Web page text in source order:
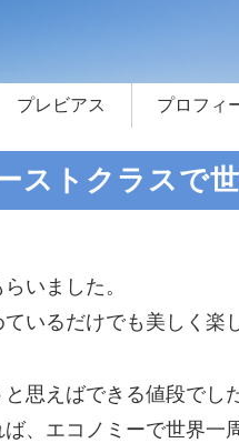
プレビアス プロフィ
ストクラスで
いました。
いるだけでも美しく楽
思えばできる値段でし
、エコノミーで世界一